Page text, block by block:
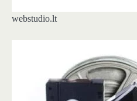
webstudio.lt